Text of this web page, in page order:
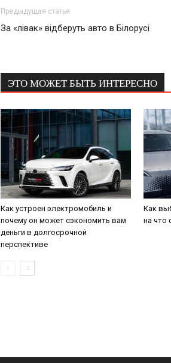
Предыдущая статья
За «лівак» відберуть авто в Білорусі
ЭТО МОЖЕТ БЫТЬ ИНТЕРЕСНО
Как устроен электромобиль и
почему он может сэкономить вам
деньги в долгосрочной
перспективе
Как
на что